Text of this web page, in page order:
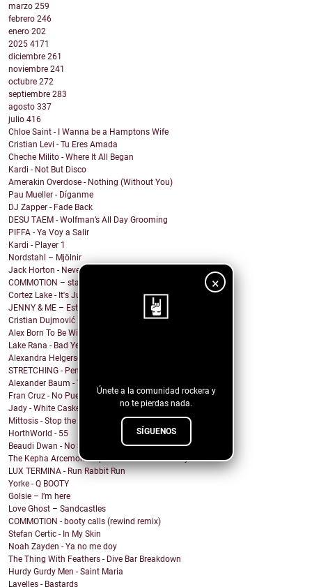
×
Únete a la comunidad rockera y
no te pierdas nada.
SÍGUENOS
marzo 259
febrero 246
enero 202
2025 4171
diciembre 261
noviembre 241
octubre 272
septiembre 283
agosto 337
julio 416
Chloe Saint - I Wanna be a Hamptons Wife
Cristian Levi - Tu Eres Amada
Cheche Milito - Where It All Began
Kardi - Not But Disco
Amerakin Overdose - Nothing (Without You)
Pau Mueller - Díganme
DJ Zapper - Fade Back
DESU TAEM - Wolfman’s All Day Grooming
PIFFA - Ya Voy a Salir
Kardi - Player 1
Nordstahl – Mjölnir
Jack Horton - Never Know Why (feat. Vesper Stockwell)
COMMOTION – stargazing
Cortez Lake - It's Just Me
JENNY & ME – Estate
Cristian Dujmović – Fin de un mundo
Alex Born To Be Wild - Nice Girls
Lake Rana - Bad Year
Alexandra Helgerson - We're Never Going Out
STRETCHING - Pencil Me In
Alexander Baum - Träume
Fran Cruz - No Puedo
Jady - White Casket
Mittosis - Stop the questions
HorthWorld - 55
Beaudi Dwan - No Sense To Me
The Kepha Arcemont Experiment - Southern Boy
LUX TERMINA - Run Rabbit Run
Yorke - Q BOOTY
Golsie – I’m here
Love Ghost – Sandcastles
COMMOTION - booty calls (rewind remix)
Stefan Certic - In My Skin
Noah Zayden - Ya no me doy
The Thing With Feathers - Dive Bar Breakdown
Hurdy Gurdy Men - Saint Maria
Lavelles - Bastards